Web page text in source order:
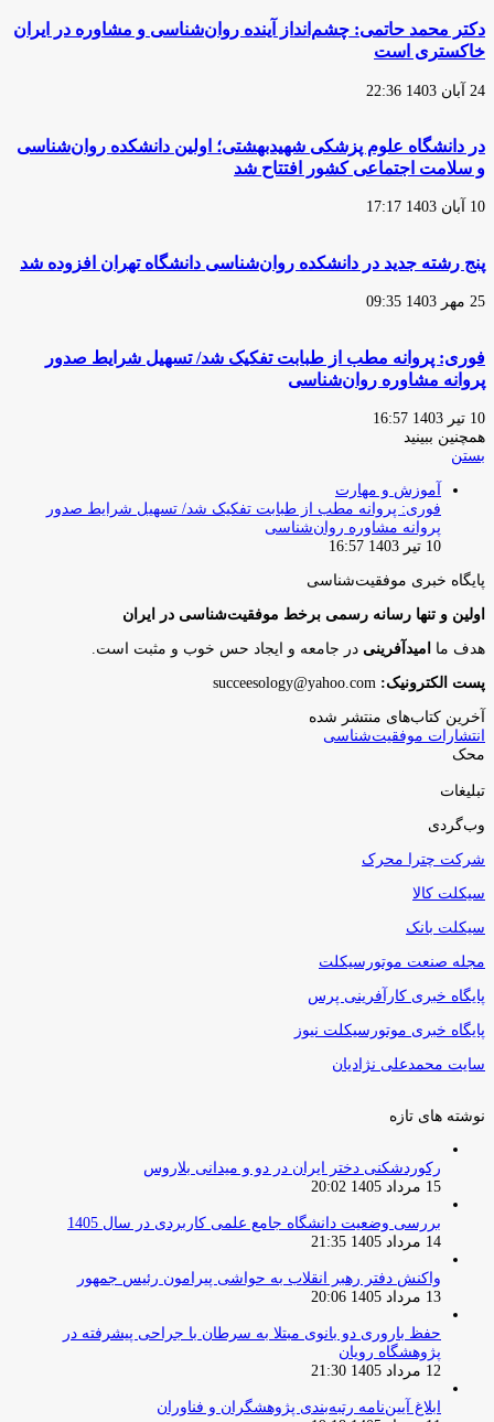
دکتر محمد حاتمی: چشم‌انداز آینده روان‌شناسی و مشاوره در ایران
خاکستری است
24 آبان 1403 22:36
در دانشگاه علوم پزشکی شهیدبهشتی؛ اولین دانشکده روان‌شناسی
و سلامت اجتماعی کشور افتتاح شد
10 آبان 1403 17:17
پنج رشته جدید در دانشکده روان‌شناسی دانشگاه تهران افزوده‌ شد
25 مهر 1403 09:35
فوری: پروانه مطب از طبابت تفکیک شد/ تسهیل شرایط صدور
پروانه مشاوره روان‌شناسی
10 تیر 1403 16:57
همچنین ببینید
بستن
آموزش و مهارت
فوری: پروانه مطب از طبابت تفکیک شد/ تسهیل شرایط صدور
پروانه مشاوره روان‌شناسی
10 تیر 1403 16:57
پایگاه‌ خبری موفقیت‌شناسی
اولین و تنها رسانه رسمی برخط موفقیت‌شناسی در ایران
هدف ما امیدآفرینی در جامعه و ایجاد حس خوب و مثبت است.
پست الکترونیک:
آخرین کتاب‌های منتشر شده
انتشارات موفقیت‌شناسی
محک
تبلیغات
وب‌گردی
شرکت چترا محرک
سیکلت کالا
سیکلت بانک
مجله صنعت موتورسیکلت
پایگاه خبری کارآفرینی پرس
پایگاه خبری موتورسیکلت نیوز
سایت محمدعلی نژادیان
نوشته های تازه
رکوردشکنی دختر ایران در دو و میدانی بلاروس
15 مرداد 1405 20:02
بررسی وضعیت دانشگاه جامع علمی کاربردی در سال 1405
14 مرداد 1405 21:35
واکنش دفتر رهبر انقلاب به حواشی پیرامون رئیس جمهور
13 مرداد 1405 20:06
حفظ باروری دو بانوی مبتلا به سرطان با جراحی پیشرفته در
پژوهشگاه رویان
12 مرداد 1405 21:30
ابلاغ آیین‌نامه رتبه‌بندی پژوهشگران و فناوران